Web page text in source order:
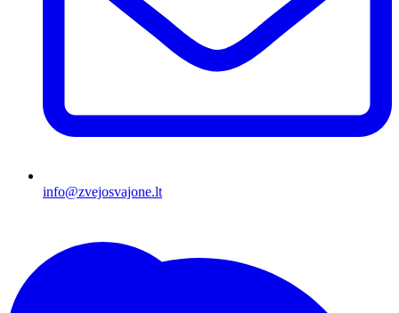
info@zvejosvajone.lt